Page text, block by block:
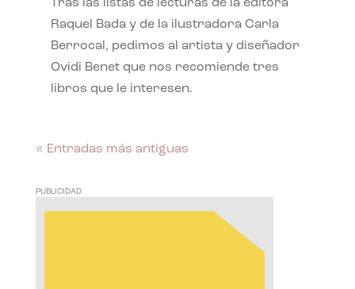
Tras las listas de lecturas de la editora
Raquel Bada y de la ilustradora Carla
Berrocal, pedimos al artista y diseñador
Ovidi Benet que nos recomiende tres
libros que le interesen.
« Entradas más antiguas
PUBLICIDAD